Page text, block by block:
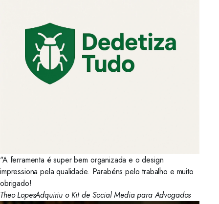
"A ferramenta é super bem organizada e o design
impressiona pela qualidade. Parabéns pelo trabalho e muito
obrigado!
Theo LopesAdquiriu o Kit de Social Media para Advogados